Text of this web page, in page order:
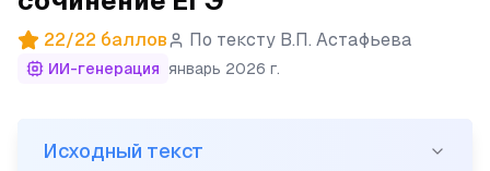
22/22 баллов По тексту В.П. Астафьева
ИИ-генерация январь 2026 г.
(1)Прошлым летом я проплыл по Енисею от
Исходный текст